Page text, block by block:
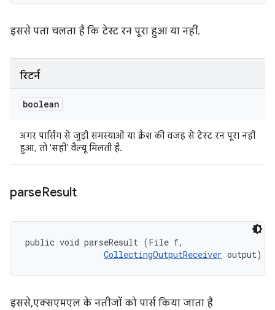
इससे पता चलता है कि टेस्ट रन पूरा हुआ या नहीं.
रिटर्न
boolean
अगर पार्सिंग से जुड़ी समस्याओं या क्रैश की वजह से टेस्ट रन पूरा नहीं
हुआ, तो 'सही' वैल्यू मिलती है.
parseResult
public void parseResult (File f,
CollectingOutputReceiver output)
इससे, एक्सएमएल के नतीजों को पार्स किया जाता है